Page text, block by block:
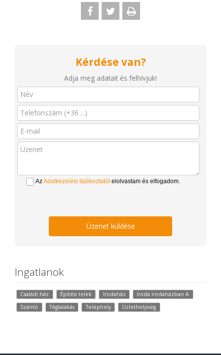
Kérdése van?
Adja meg adatait és felhívjuk!
AzAdatkezelési tájékoztatótelolvastam és elfogadom.
Üzenet küldése
Ingatlanok
Családi ház Építési telek Irodaház
Iroda irodaházban A
Szántó
Téglalakás Telephely Üzlethelyiség